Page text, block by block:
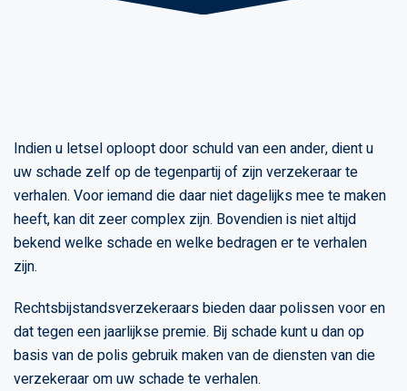
Indien u letsel oploopt door schuld van een ander, dient u
uw schade zelf op de tegenpartij of zijn verzekeraar te
verhalen. Voor iemand die daar niet dagelijks mee te maken
heeft, kan dit zeer complex zijn. Bovendien is niet altijd
bekend welke schade en welke bedragen er te verhalen
zijn.
Rechtsbijstandsverzekeraars bieden daar polissen voor en
dat tegen een jaarlijkse premie. Bij schade kunt u dan op
basis van de polis gebruik maken van de diensten van die
verzekeraar om uw schade te verhalen.